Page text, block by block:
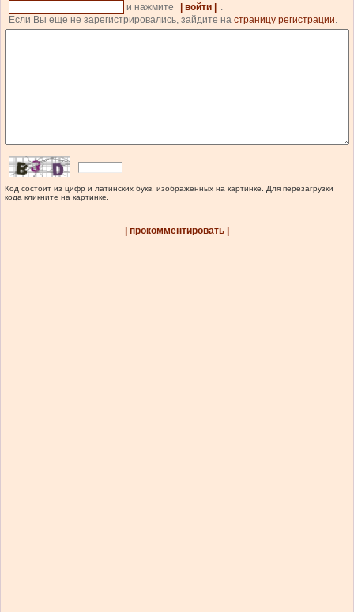
и нажмите
| войти |
.
Если Вы еще не зарегистрировались, зайдите на страницу регистрации.
Код состоит из цифр и латинских букв, изображенных на картинке. Для перезагрузки
кода кликните на картинке.
| прокомментировать |